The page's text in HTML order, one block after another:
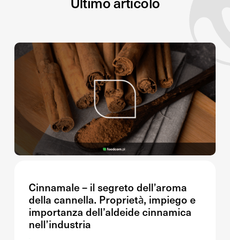
Cinnamale – il segreto dell’aroma
della cannella. Proprietà, impiego e
importanza dell’aldeide cinnamica
nell’industria